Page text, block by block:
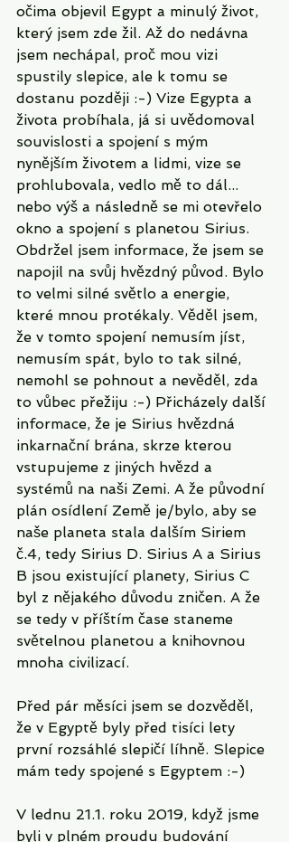
očima objevil Egypt a minulý život,
který jsem zde žil. Až do nedávna
jsem nechápal, proč mou vizi
spustily slepice, ale k tomu se
dostanu později :-) Vize Egypta a
života probíhala, já si uvědomoval
souvislosti a spojení s mým
nynějším životem a lidmi, vize se
prohlubovala, vedlo mě to dál...
nebo výš a následně se mi otevřelo
okno a spojení s planetou Sirius.
Obdržel jsem informace, že jsem se
napojil na svůj hvězdný původ. Bylo
to velmi silné světlo a energie,
které mnou protékaly. Věděl jsem,
že v tomto spojení nemusím jíst,
nemusím spát, bylo to tak silné,
nemohl se pohnout a nevěděl, zda
to vůbec přežiju :-) Přicházely další
informace, že je Sirius hvězdná
inkarnační brána, skrze kterou
vstupujeme z jiných hvězd a
systémů na naši Zemi. A že původní
plán osídlení Země je/bylo, aby se
naše planeta stala dalším Siriem
č.4, tedy Sirius D. Sirius A a Sirius
B jsou existující planety, Sirius C
byl z nějakého důvodu zničen. A že
se tedy v příštím čase staneme
světelnou planetou a knihovnou
mnoha civilizací.
Před pár měsíci jsem se dozvěděl,
že v Egyptě byly před tisíci lety
první rozsáhlé slepičí líhně. Slepice
mám tedy spojené s Egyptem :-)
V lednu 21.1. roku 2019, když jsme
byli v plném proudu budování